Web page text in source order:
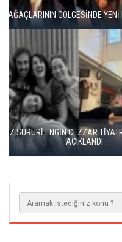
BBT’DE REKOR
KISALAR, ÇAĞIN